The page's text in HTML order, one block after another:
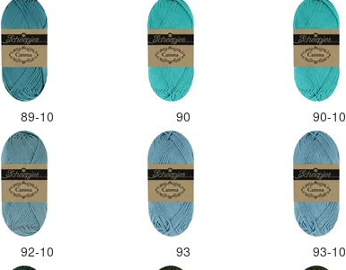
89-10 90 90-10
92-10 93 93-10